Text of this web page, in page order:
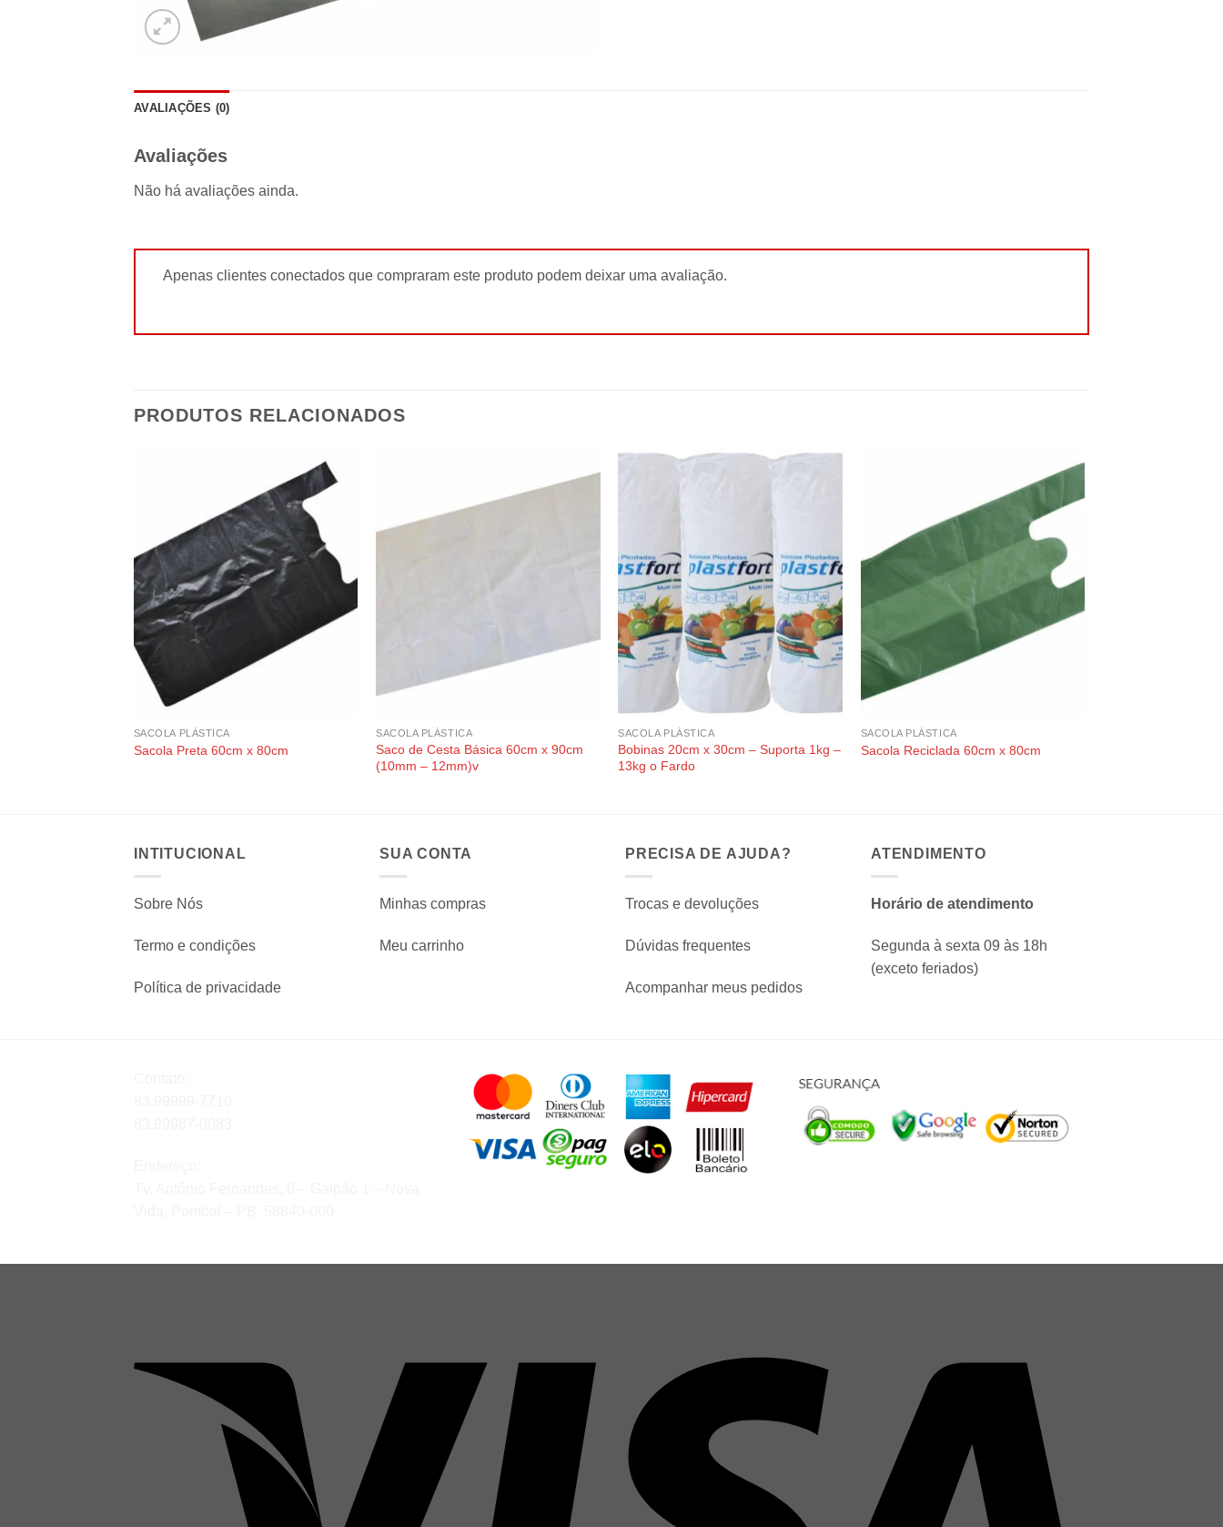
AVALIAÇÕES (0)
Avaliações
Não há avaliações ainda.
Apenas clientes conectados que compraram este produto podem deixar uma avaliação.
PRODUTOS RELACIONADOS
SACOLA PLÁSTICA
Sacola Preta 60cm x 80cm
SACOLA PLÁSTICA
Saco de Cesta Básica 60cm x 90cm
(10mm – 12mm)v
SACOLA PLÁSTICA
Bobinas 20cm x 30cm – Suporta 1kg –
13kg o Fardo
SACOLA PLÁSTICA
Sacola Reciclada 60cm x 80cm
INTITUCIONAL
Sobre Nós
Termo e condições
Política de privacidade
SUA CONTA
Minhas compras
Meu carrinho
PRECISA DE AJUDA?
Trocas e devoluções
Dúvidas frequentes
Acompanhar meus pedidos
ATENDIMENTO
Horário de atendimento
Segunda à sexta 09 às 18h
(exceto feriados)